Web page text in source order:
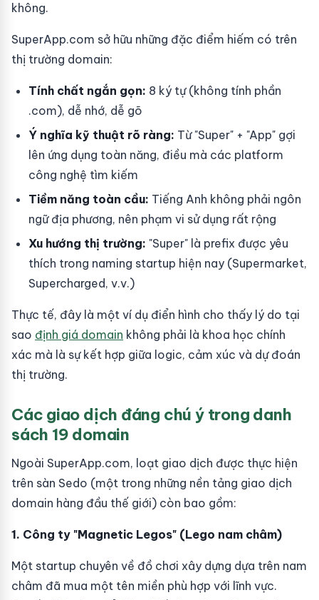
không.
SuperApp.com sở hữu những đặc điểm hiếm có trên
thị trường domain:
Tính chất ngắn gọn: 8 ký tự (không tính phần
.com), dễ nhớ, dễ gõ
Ý nghĩa kỹ thuật rõ ràng: Từ "Super" + "App" gợi
lên ứng dụng toàn năng, điều mà các platform
công nghệ tìm kiếm
Tiềm năng toàn cầu: Tiếng Anh không phải ngôn
ngữ địa phương, nên phạm vi sử dụng rất rộng
Xu hướng thị trường: "Super" là prefix được yêu
thích trong naming startup hiện nay (Supermarket,
Supercharged, v.v.)
Thực tế, đây là một ví dụ điển hình cho thấy lý do tại
sao định giá domain không phải là khoa học chính
xác mà là sự kết hợp giữa logic, cảm xúc và dự đoán
thị trường.
Các giao dịch đáng chú ý trong danh
sách 19 domain
Ngoài SuperApp.com, loạt giao dịch được thực hiện
trên sàn Sedo (một trong những nền tảng giao dịch
domain hàng đầu thế giới) còn bao gồm:
1. Công ty "Magnetic Legos" (Lego nam châm)
Một startup chuyên về đồ chơi xây dựng dựa trên nam
châm đã mua một tên miền phù hợp với lĩnh vực.